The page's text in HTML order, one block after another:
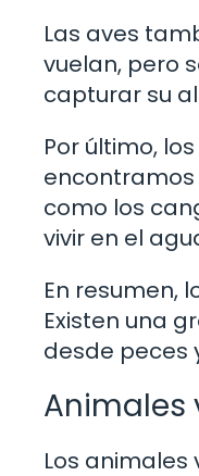
Las aves
vuelan, pero
capturar su
Por último,
encontramos
como los
vivir en el
En resumen,
Existen una
desde peces
Animales
Los